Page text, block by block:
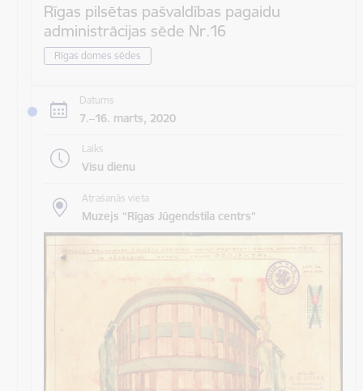
Rīgas pilsētas pašvaldības pagaidu
administrācijas sēde Nr.16
Rīgas domes sēdes
Datums
7.–16. marts, 2020
Laiks
Visu dienu
Atrašanās vieta
Muzejs “Rīgas Jūgendstila centrs”